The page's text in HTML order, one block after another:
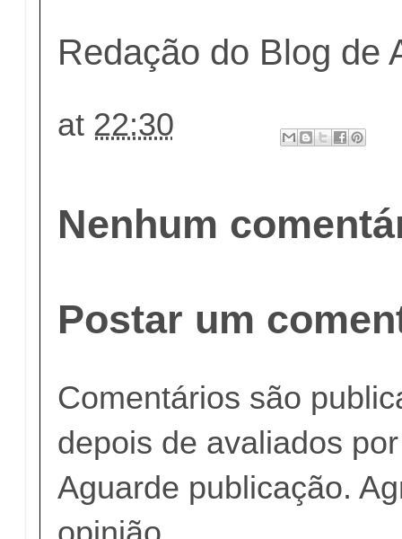
Redação do Blog de
at 22:30
Nenhum
Postar um
Comentários são
depois de avaliados
Aguarde publicação.